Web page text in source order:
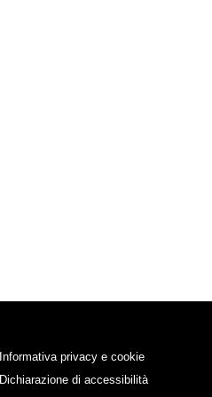
Informativa privacy e cookie
Dichiarazione di accessibilità